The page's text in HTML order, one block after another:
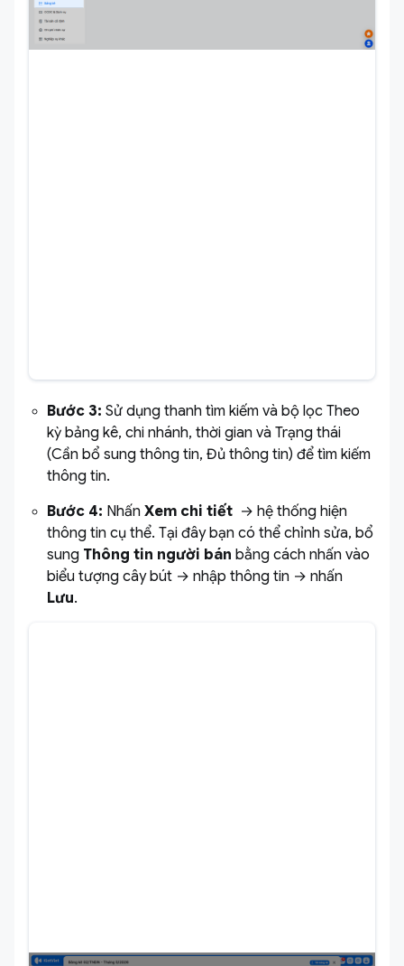
Bước 3: Sử dụng thanh tìm kiếm và bộ lọc Theo
kỳ bảng kê, chi nhánh, thời gian và Trạng thái
(Cần bổ sung thông tin, Đủ thông tin) để tìm kiếm
thông tin.
Bước 4: Nhấn Xem chi tiết → hệ thống hiện
thông tin cụ thể. Tại đây bạn có thể chỉnh sửa, bổ
sung Thông tin người bán bằng cách nhấn vào
biểu tượng cây bút → nhập thông tin → nhấn
Lưu.